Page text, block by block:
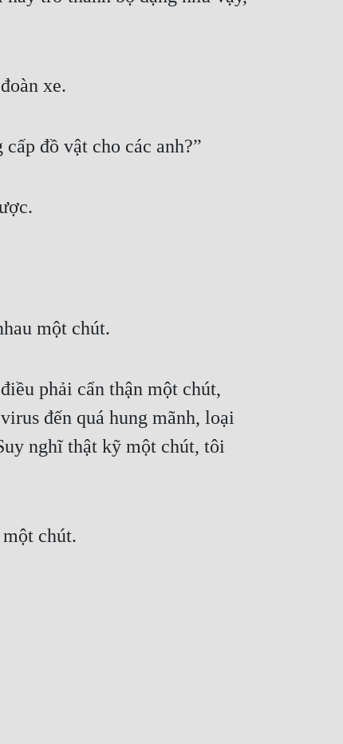
xe.
đồ vật cho các anh?”
một chút.
phải cẩn thận một chút,
đến quá hung mãnh, loại
nghĩ thật kỹ một chút, tôi
chút.